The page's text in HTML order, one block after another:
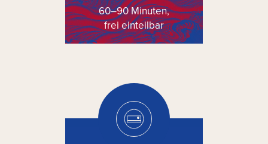
60–90 Minuten,
frei einteilbar